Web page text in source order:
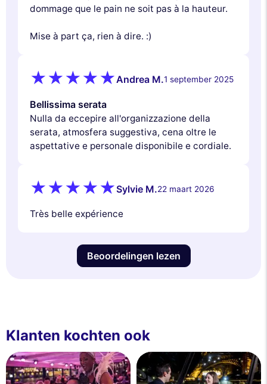
dommage que le pain ne soit pas à la hauteur.
Mise à part ça, rien à dire. :)
Andrea M.1 september 2025
Bellissima serata
Nulla da eccepire all'organizzazione della
serata, atmosfera suggestiva, cena oltre le
aspettative e personale disponibile e cordiale.
Sylvie M.22 maart 2026
Très belle expérience
Beoordelingen lezen
Klanten kochten ook